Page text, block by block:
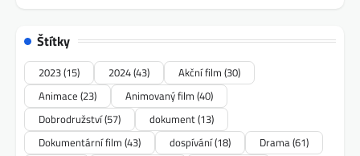
Štítky
2023(15) 2024(43) Akční film (30)
Animace (23) Animovaný film (40)
Dobrodružství(57) dokument(13)
Dokumentární film (43) dospívání(18) Drama(61)